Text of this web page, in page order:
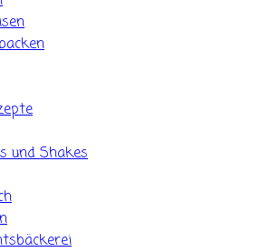
und Shakes